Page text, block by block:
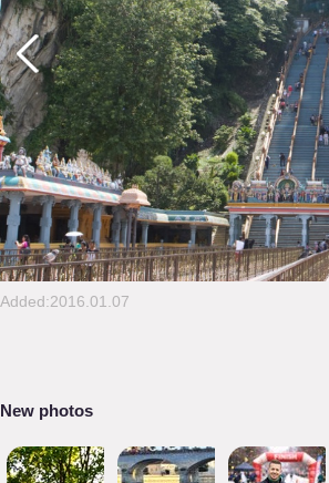
Added:2016.01.07
New photos